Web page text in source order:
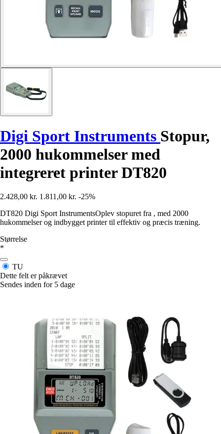
Digi Sport Instruments Stopur,
2000 hukommelser med
integreret printer DT820
2.428,00 kr. 1.811,00 kr. -25%
DT820 Digi Sport InstrumentsOplev stopuret fra , med 2000
hukommelser og indbygget printer til effektiv og præcis træning.
Størrelse
*
TU
Dette felt er påkrævet
Sendes inden for 5 dage